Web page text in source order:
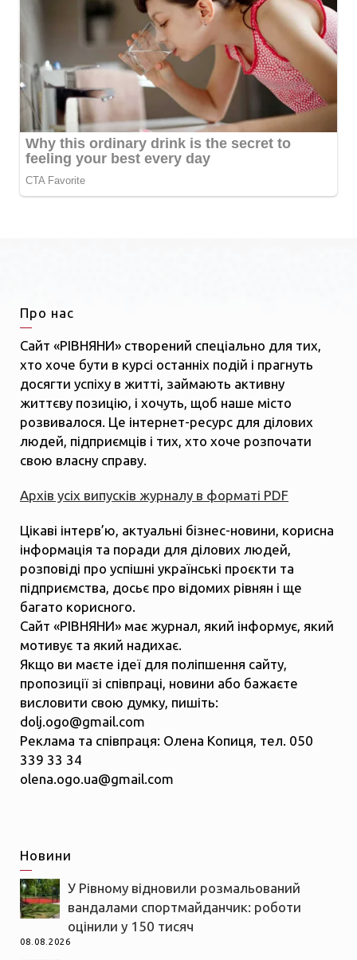
Про нас
Сайт «РІВНЯНИ» створений спеціально для тих,
хто хоче бути в курсі останніх подій і прагнуть
досягти успіху в житті, займають активну
життєву позицію, і хочуть, щоб наше місто
розвивалося. Це інтернет-ресурс для ділових
людей, підприємців і тих, хто хоче розпочати
свою власну справу.
Архів усіх випусків журналу в форматі PDF
Цікаві інтерв’ю, актуальні бізнес-новини, корисна
інформація та поради для ділових людей,
розповіді про успішні українські проєкти та
підприємства, досьє про відомих рівнян і ще
багато корисного.
Сайт «РІВНЯНИ» має журнал, який інформує, який
мотивує та який надихає.
Якщо ви маєте ідеї для поліпшення сайту,
пропозиції зі співпраці, новини або бажаєте
висловити свою думку, пишіть:
dolj.ogo@gmail.com
Реклама та співпраця: Олена Копиця, тел. 050
339 33 34
olena.ogo.ua@gmail.com
Новини
У Рівному відновили розмальований
вандалами спортмайданчик: роботи
оцінили у 150 тисяч
08.08.2026